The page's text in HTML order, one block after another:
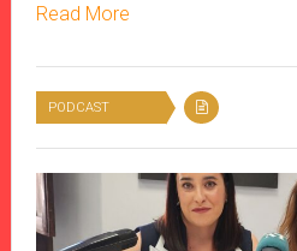
Read More
PODCAST